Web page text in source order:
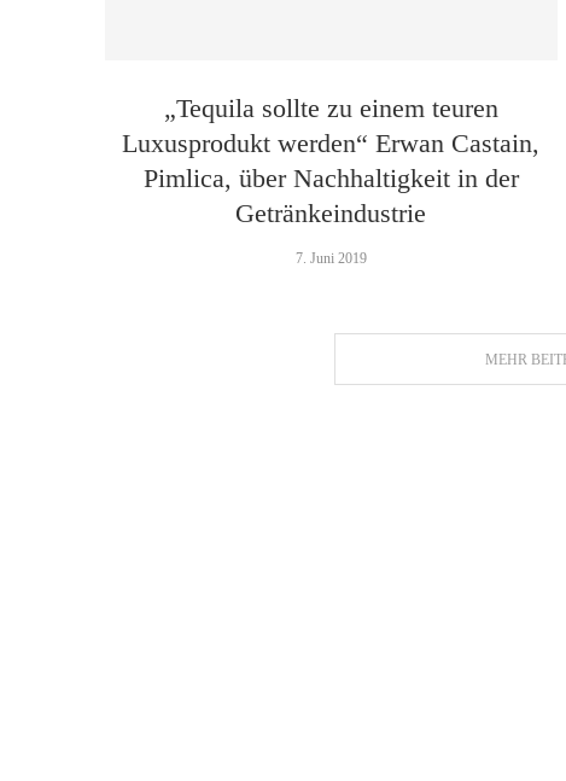
„Tequila sollte zu einem teuren
Luxusprodukt werden“ Erwan Castain,
Pimlica, über Nachhaltigkeit in der
Getränkeindustrie
7. Juni 2019
MEHR